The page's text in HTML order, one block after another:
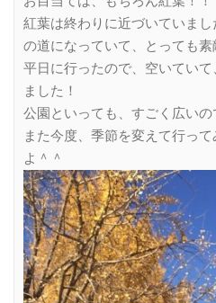
紅葉は終わりに近づいていま
の道になっていて、とっても素
平日に行ったので、空いてい
ました！
公園といっても、すごく広いの
また今度、季節を変えて行っ
よ＾＾